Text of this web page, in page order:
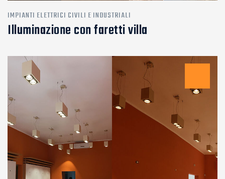
IMPIANTI ELETTRICI CIVILI E INDUSTRIALI
Illuminazione con faretti villa